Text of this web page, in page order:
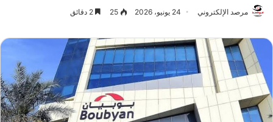
مرصد الإلكتروني 24 يونيو، 2026 25